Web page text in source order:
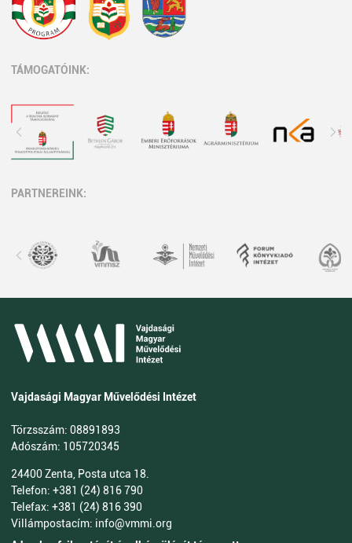
TÁMOGATÓINK:
PARTNEREINK:
Vajdasági Magyar Művelődési Intézet
Törzsszám: 08891893
Adószám: 105720345
24400 Zenta, Posta utca 18.
Telefon: +381 (24) 816 790
Telefax: +381 (24) 816 390
Villámpostacím: info@vmmi.org